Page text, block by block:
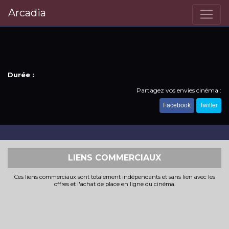
Arcadia
Durée :
Partagez vos envies cinéma :
Facebook Twitter
LIENS COMMERCIAUX
Ces liens commerciaux sont totalement indépendants et sans lien avec les
offres et l'achat de place en ligne du cinéma.